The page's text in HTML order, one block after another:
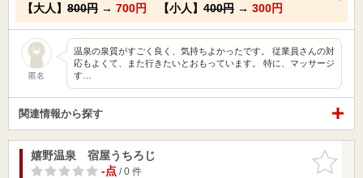
【大人】 800円 → 700円 【小人】 400円 → 300円
匿名
温泉の泉質がすごく良く、気持ちよかったです。 従業員さんの対
応もよくて、また行きたいとおもっています。 特に、マッサージ
す…
関連情報から探す
お気に入
りに追加
嬉野温泉 宿屋うちろじ
-点/ 0 件